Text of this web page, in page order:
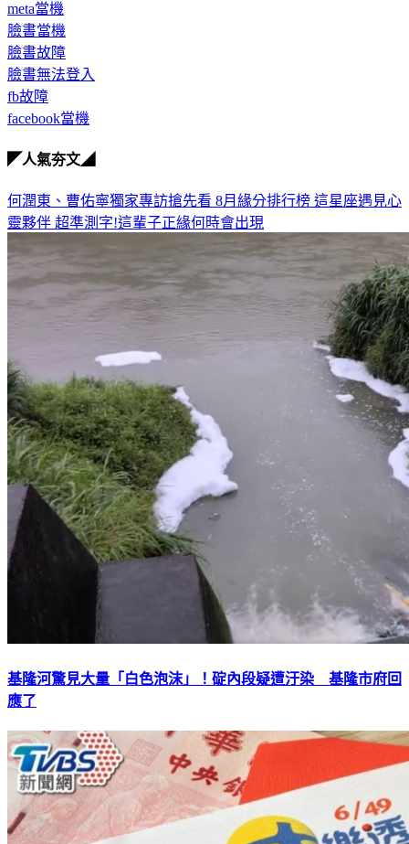
meta當機
臉書當機
臉書故障
臉書無法登入
fb故障
facebook當機
◤人氣夯文◢
何潤東、曹佑寧獨家專訪搶先看 8月緣分排行榜 這星座遇見心
靈夥伴 超準測字!這輩子正緣何時會出現
基隆河驚見大量「白色泡沫」！碇內段疑遭汙染 基隆市府回
應了